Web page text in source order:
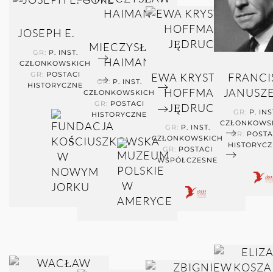
JOSEPH E. GORE
GR: P. INST.
CZŁONKOWSKICH
GR: POSTACI
HISTORYCZNE
MIECZYSŁAW
HAIMAN
GR: P. INST.
CZŁONKOWSKICH
GR: POSTACI
HISTORYCZNE
EWA KRYSTYNA
HOFFMAN-
JĘDRUCH
GR: P. INST.
CZŁONKOWSKICH
GR: POSTACI
WSPÓŁCZESNE
GR: P.
GR: